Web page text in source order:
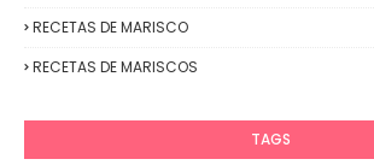
RECETAS DE MARISCO
RECETAS DE MARISCOS
TAGS